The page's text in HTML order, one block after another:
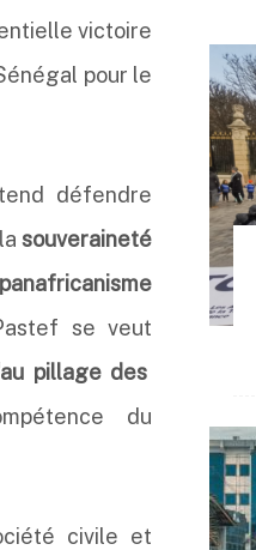
victoire
pour le
défendre
souveraineté
panafricanisme
se veut
pillage des
du
civile et